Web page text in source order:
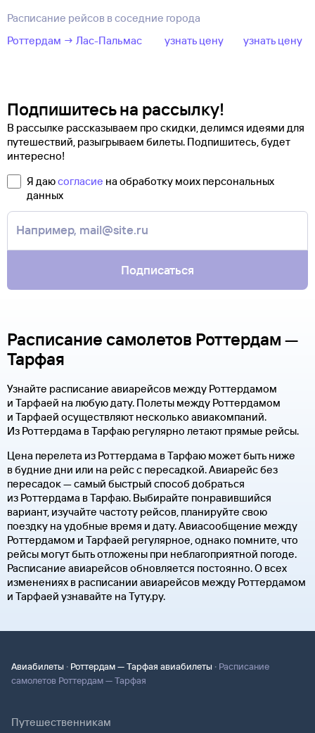
Расписание рейсов в соседние города
Роттердам → Лас-Пальмас
узнать цену узнать цену
Подпишитесь на рассылку!
В рассылке рассказываем про скидки, делимся идеями для
путешествий, разыгрываем билеты. Подпишитесь, будет
интересно!
Я даюсогласие на обработку моих персональных
данных
Подписаться
Расписание самолетов Роттердам —
Тарфая
Узнайте расписание авиарейсов между Роттердамом
и Тарфаей на любую дату. Полеты между Роттердамом
и Тарфаей осуществляют несколько авиакомпаний.
Из Роттердама в Тарфаю регулярно летают прямые рейсы.
Цена перелета из Роттердама в Тарфаю может быть ниже
в будние дни или на рейс с пересадкой. Авиарейс без
пересадок — самый быстрый способ добраться
из Роттердама в Тарфаю. Выбирайте понравившийся
вариант, изучайте частоту рейсов, планируйте свою
поездку на удобные время и дату. Авиасообщение между
Роттердамом и Тарфаей регулярное, однако помните, что
рейсы могут быть отложены при неблагоприятной погоде.
Расписание авиарейсов обновляется постоянно. О всех
изменениях в расписании авиарейсов между Роттердамом
и Тарфаей узнавайте на Туту.ру.
Авиабилеты · Роттердам — Тарфая авиабилеты · Расписание
самолетов Роттердам — Тарфая
Путешественникам